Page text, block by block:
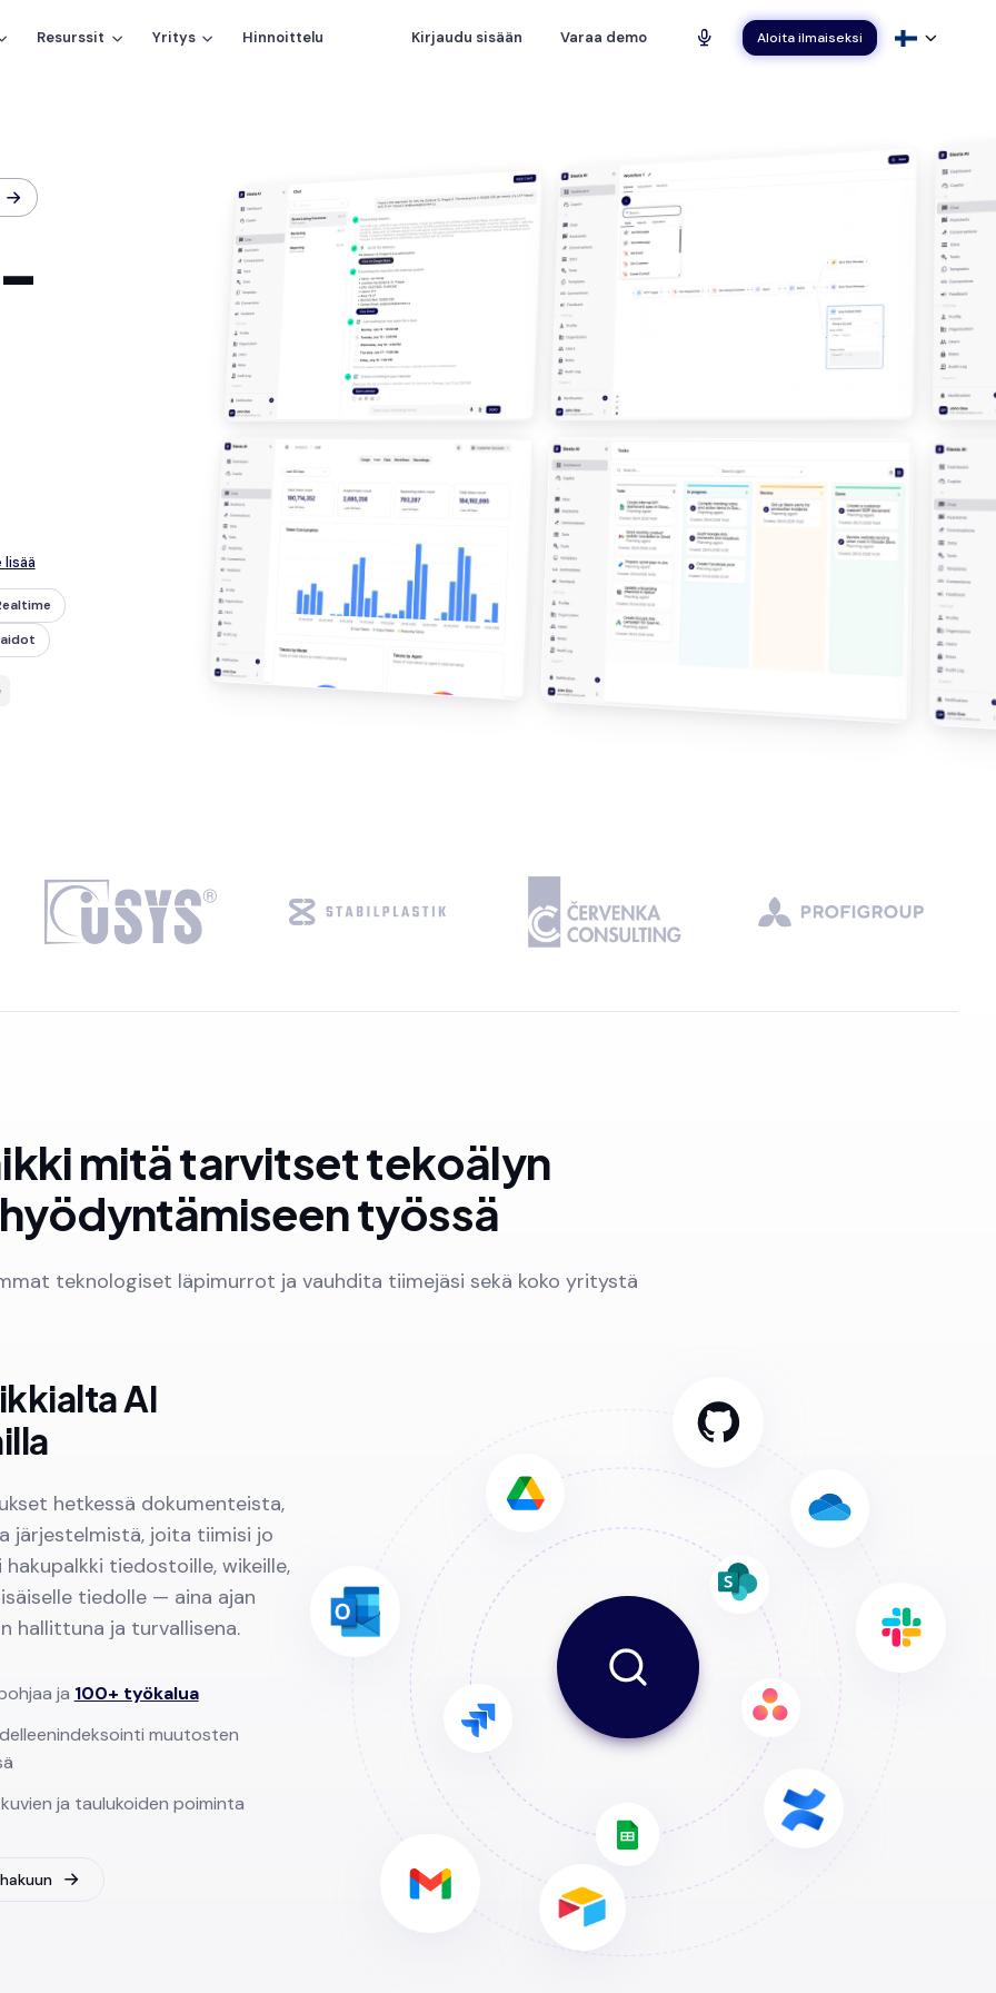
Resurssit Yritys Hinnoittelu Kirjaudu sisään Varaa demo Aloita ilmaiseksi
lisää
mitä tarvitset tekoälyn
työssä
teknologiset läpimurrot ja vauhdita tiimejäsi sekä koko yritystä
AI
hetkessä dokumenteista,
järjestelmistä, joita tiimisi jo
hakupalkki tiedostoille, wikeille,
tiedolle — aina ajan
hallittuna ja turvallisena.
ja 100+ työkalua
muutosten
ja taulukoiden poiminta